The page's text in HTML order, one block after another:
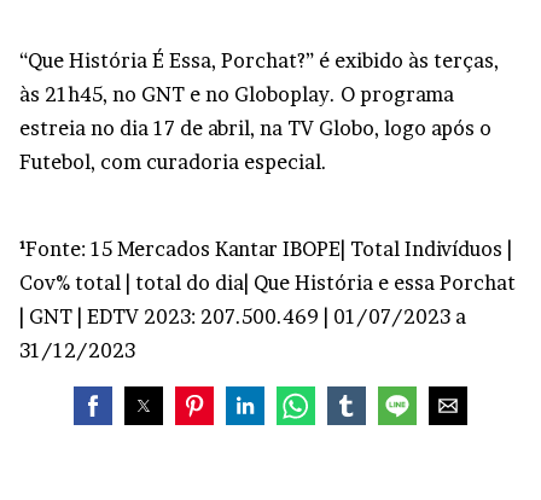
“Que História É Essa, Porchat?” é exibido às terças,
às 21h45, no GNT e no Globoplay. O programa
estreia no dia 17 de abril, na TV Globo, logo após o
Futebol, com curadoria especial.
¹Fonte: 15 Mercados Kantar IBOPE| Total Indivíduos |
Cov% total | total do dia| Que História e essa Porchat
| GNT | EDTV 2023: 207.500.469 | 01/07/2023 a
31/12/2023